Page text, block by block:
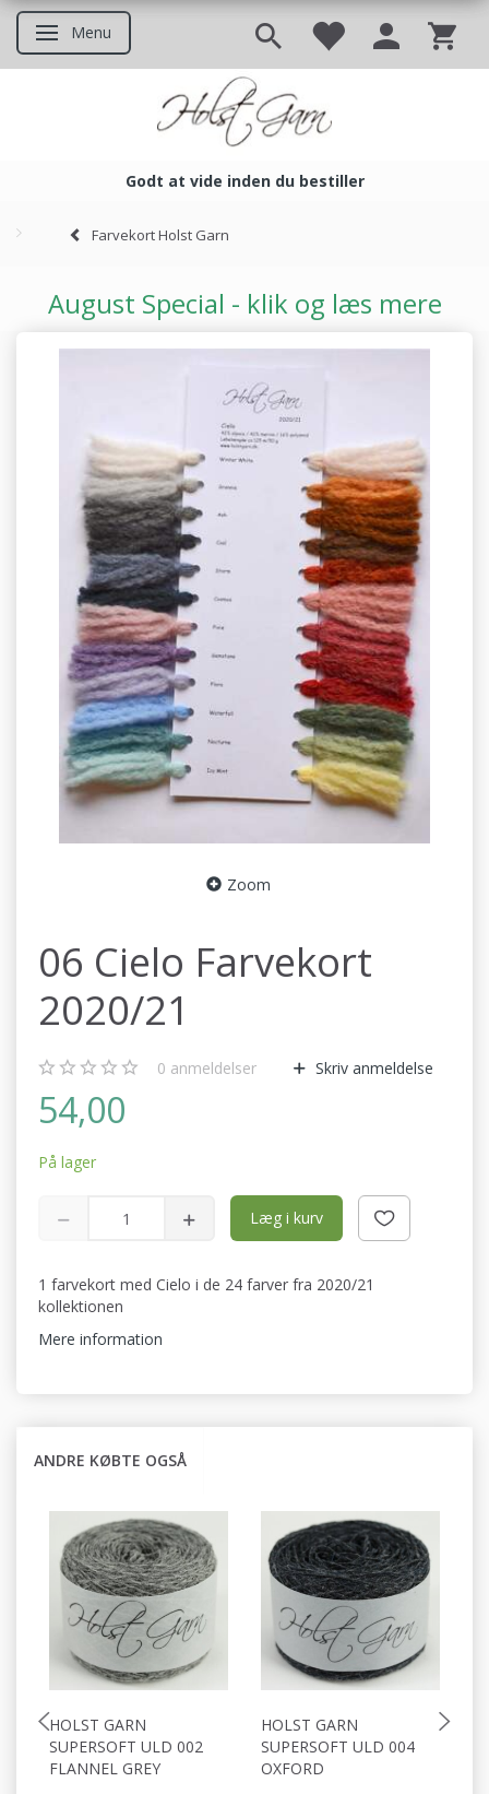
Skifte navigation
Menu
Godt at vide inden du bestiller
Farvekort Holst Garn
August Special - klik og læs mere
Zoom
06 Cielo Farvekort
2020/21
0 anmeldelser Skriv anmeldelse
54,00
På lager
Læg i kurv
1 farvekort med Cielo i de 24 farver fra 2020/21
kollektionen
Mere information
ANDRE KØBTE OGSÅ
HOLST GARN
SUPERSOFT ULD 002
FLANNEL GREY
HOLST GARN
SUPERSOFT ULD 004
OXFORD